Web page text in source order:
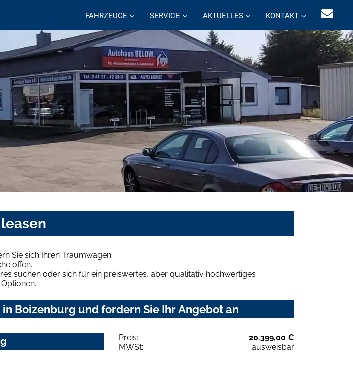
FAHRZEUGE SERVICE AKTUELLES KONTAKT
Sie sich Ihren Traumwagen.
offen.
suchen oder sich für ein preiswertes, aber qualitativ hochwertiges
Boizenburg und fordern Sie Ihr Angebot an
Preis:
20.399,00 €
MWSt:
ausweisbar